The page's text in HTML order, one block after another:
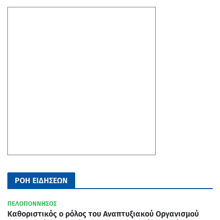
ΡΟΗ ΕΙΔΗΣΕΩΝ
ΠΕΛΟΠΟΝΝΗΣΟΣ
Καθοριστικός ο ρόλος του Αναπτυξιακού Οργανισμού